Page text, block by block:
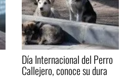
Día Internacional del Perro
Callejero, conoce su dura